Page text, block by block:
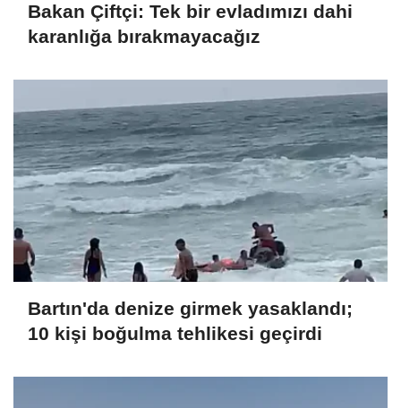
Bakan Çiftçi: Tek bir evladımızı dahi
karanlığa bırakmayacağız
Bartın'da denize girmek yasaklandı;
10 kişi boğulma tehlikesi geçirdi